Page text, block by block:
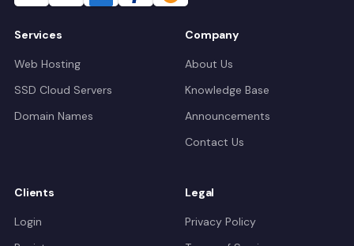
Services
Web Hosting
SSD Cloud Servers
Domain Names
Company
About Us
Knowledge Base
Announcements
Contact Us
Clients
Login
Legal
Privacy Policy